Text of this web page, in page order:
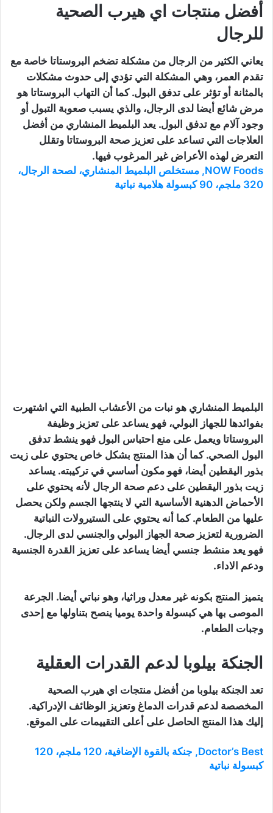
أفضل منتجات اي هيرب الصحية
للرجال
يعاني الكثير من الرجال من مشكلة تضخم البروستاتا خاصة مع
تقدم العمر، وهي المشكلة التي تؤدي إلى حدوث مشكلات
بالمثانة أو تؤثر على تدفق البول. كما أن التهاب البروستاتا هو
مرض شائع أيضا لدى الرجال، والذي يسبب صعوبة التبول أو
وجود آلام مع تدفق البول. يعد البلميط المنشاري من أفضل
العلاجات التي تساعد على تعزيز صحة البروستاتا وتقلل
التعرض لهذه الأعراض غير المرغوب فيها.
NOW Foods‏, مستخلص البلميط المنشاري، لصحة الرجال،
320 ملجم، 90 كبسولة هلامية نباتية
البلميط المنشاري هو نبات من الأعشاب الطبية التي اشتهرت
بفوائدها للجهاز البولي، فهو يساعد على تعزيز وظيفة
البروستاتا ويعمل على منع احتباس البول فهو ينشط تدفق
البول الصحي. كما أن هذا المنتج بشكل خاص يحتوي على زيت
بذور اليقطين أيضا، فهو مكون أساسي في تركيبته. يساعد
زيت بذور اليقطين على دعم صحة الرجال لأنه يحتوي على
الأحماض الدهنية الأساسية التي لا ينتجها الجسم ولكن يحصل
عليها من الطعام. كما أنه يحتوي على الستيرولات النباتية
الضرورية لتعزيز صحة الجهاز البولي والجنسي لدى الرجال.
فهو يعد منشط جنسي أيضا يساعد على تعزيز القدرة الجنسية
ودعم الاداء.
يتميز المنتج بكونه غير معدل وراثيا، وهو نباتي أيضا. الجرعة
الموصى بها هي كبسولة واحدة يوميا ينصح بتناولها مع إحدى
وجبات الطعام.
الجنكة بيلوبا لدعم القدرات العقلية
تعد الجنكة بيلوبا من أفضل منتجات اي هيرب الصحية
المخصصة لدعم قدرات الدماغ وتعزيز الوظائف الإدراكية.
إليك هذا المنتج الحاصل على أعلى التقييمات على الموقع.
Doctor’s Best‏, جنكة بالقوة الإضافية، 120 ملجم، 120
كبسولة نباتية